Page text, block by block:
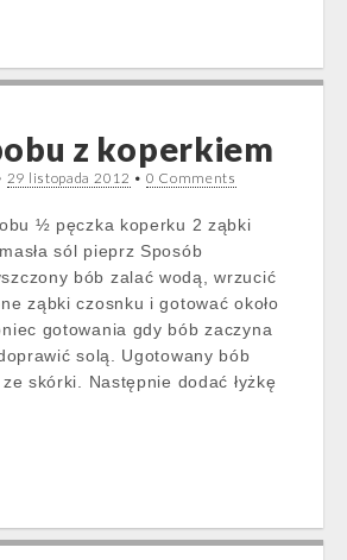
z koperkiem
29 listopada 2012 • 0 Comments
½ pęczka koperku 2 ząbki
sól pieprz Sposób
bób zalać wodą, wrzucić
ząbki czosnku i gotować około
gotowania gdy bób zaczyna
solą. Ugotowany bób
skórki. Następnie dodać łyżkę